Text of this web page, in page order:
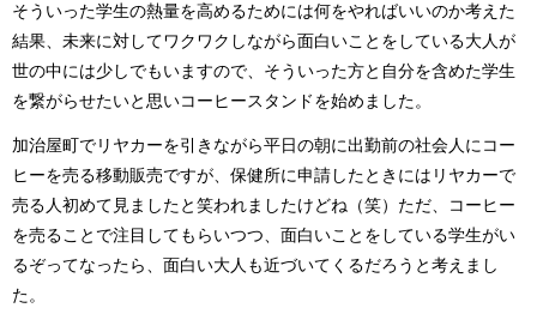
そういった学生の熱量を高めるためには何をやればいいのか考えた
結果、未来に対してワクワクしながら面白いことをしている大人が
世の中には少しでもいますので、そういった方と自分を含めた学生
を繋がらせたいと思いコーヒースタンドを始めました。
加治屋町でリヤカーを引きながら平日の朝に出勤前の社会人にコー
ヒーを売る移動販売ですが、保健所に申請したときにはリヤカーで
売る人初めて見ましたと笑われましたけどね（笑）ただ、コーヒー
を売ることで注目してもらいつつ、面白いことをしている学生がい
るぞってなったら、面白い大人も近づいてくるだろうと考えまし
た。